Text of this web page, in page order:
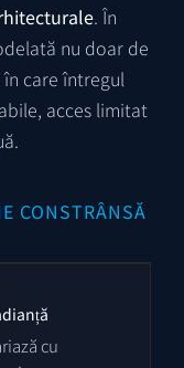
. În
nu doar de
care întregul
acces limitat
CONSTRÂNSĂ
cu